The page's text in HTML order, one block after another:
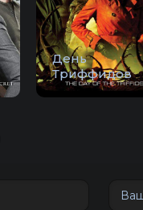
День
Триффидов